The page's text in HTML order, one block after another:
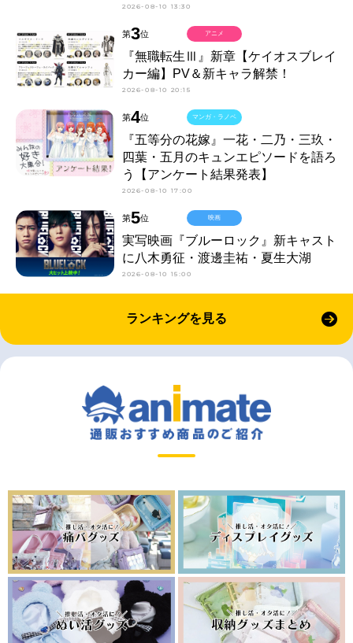
2026-08-10 13:30
第3位
『無職転生Ⅲ』新章【ケイオスブレイ
カー編】PV＆新キャラ解禁！
2026-08-10 20:15
アニメ
第4位
『五等分の花嫁』一花・二乃・三玖・
四葉・五月のキュンエピソードを語ろ
う【アンケート結果発表】
2026-08-10 17:00
マンガ・ラノベ
第5位
実写映画『ブルーロック』新キャスト
に八木勇征・渡邊圭祐・夏生大湖
2026-08-10 15:00
映画
ランキングを見る